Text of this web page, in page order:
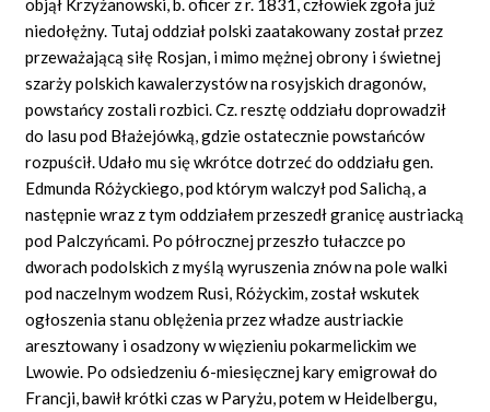
objął Krzyżanowski, b. oficer z r. 1831, człowiek zgoła już
niedołężny. Tutaj oddział polski zaatakowany został przez
przeważającą siłę Rosjan, i mimo mężnej obrony i świetnej
szarży polskich kawalerzystów na rosyjskich dragonów,
powstańcy zostali rozbici. Cz. resztę oddziału doprowadził
do lasu pod Błażejówką, gdzie ostatecznie powstańców
rozpuścił. Udało mu się wkrótce dotrzeć do oddziału gen.
Edmunda Różyckiego, pod którym walczył pod Salichą, a
następnie wraz z tym oddziałem przeszedł granicę austriacką
pod Palczyńcami. Po półrocznej przeszło tułaczce po
dworach podolskich z myślą wyruszenia znów na pole walki
pod naczelnym wodzem Rusi, Różyckim, został wskutek
ogłoszenia stanu oblężenia przez władze austriackie
aresztowany i osadzony w więzieniu pokarmelickim we
Lwowie. Po odsiedzeniu 6-miesięcznej kary emigrował do
Francji, bawił krótki czas w Paryżu, potem w Heidelbergu,